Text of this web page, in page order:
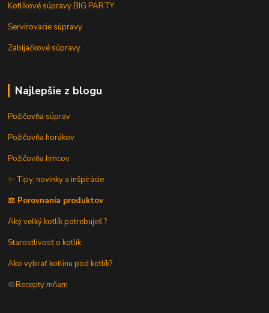
Kotlíkové súpravy BIG PARTY
Servírovacie súpravy
Zabíjačkové súpravy
Najlepšie z blogu
Požičovňa súprav
Požičovňa horákov
Požičovňa hrncov
✨ Tipy, novinky a inšpirácie
⚖️ Porovnania produktov
Aký veľký kotlík potrebuješ ?
Starostlivosť o kotlík
Ako vybrať kotlinu pod kotlík?
🍲Recepty mňam